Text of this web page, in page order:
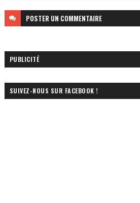
POSTER UN COMMENTAIRE
PUBLICITÉ
SUIVEZ-NOUS SUR FACEBOOK !